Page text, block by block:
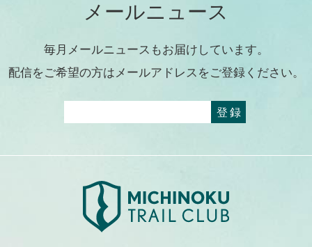
メールニュース
毎月メールニュースもお届けしています。
配信をご希望の方はメールアドレスをご登録ください。